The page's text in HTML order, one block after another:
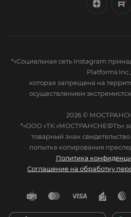
*«Социальная сеть Instagram
Platforms Inc.,
которая запрещена на
осуществлением
2026 ©
*«ООО «ТК «МОСТРАНСНЕФТЬ»
товарный знак
попытка копирования
Политика
Соглашение на обработку